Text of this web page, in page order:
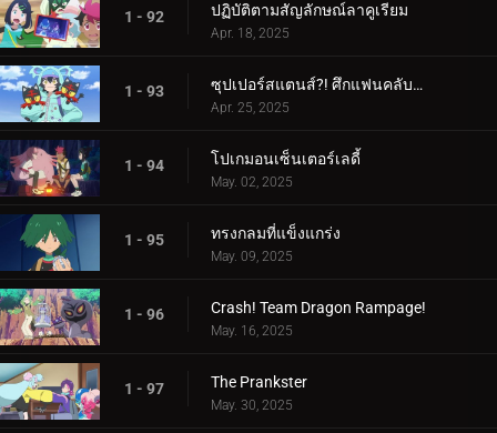
1 - 92 ปฏิบัติตามสัญลักษณ์ลาคูเรียม
Apr. 18, 2025
1 - 93 ซุปเปอร์สแตนส์?! ศึกแฟนคลับคุรุมิน!!
Apr. 25, 2025
1 - 94 โปเกมอนเซ็นเตอร์เลดี้
May. 02, 2025
1 - 95 ทรงกลมที่แข็งแกร่ง
May. 09, 2025
1 - 96 Crash! Team Dragon Rampage!
May. 16, 2025
1 - 97 The Prankster
May. 30, 2025